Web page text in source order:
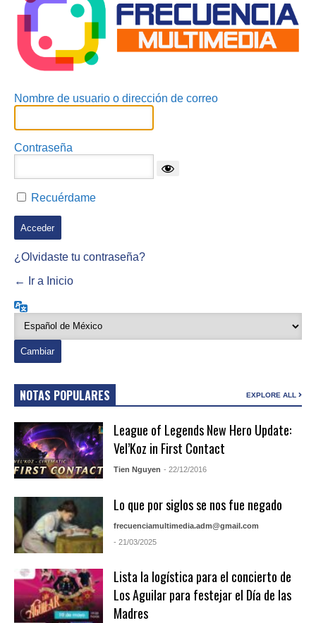
Nombre de usuario o dirección de correo
Contraseña
Recuérdame
¿Olvidaste tu contraseña?
← Ir a Inicio
NOTAS POPULARES EXPLORE ALL
League of Legends New Hero Update:
Vel’Koz in First Contact
Tien Nguyen - 22/12/2016
Lo que por siglos se nos fue negado
frecuenciamultimedia.adm@gmail.com
- 21/03/2025
Lista la logística para el concierto de
Los Aguilar para festejar el Día de las
Madres